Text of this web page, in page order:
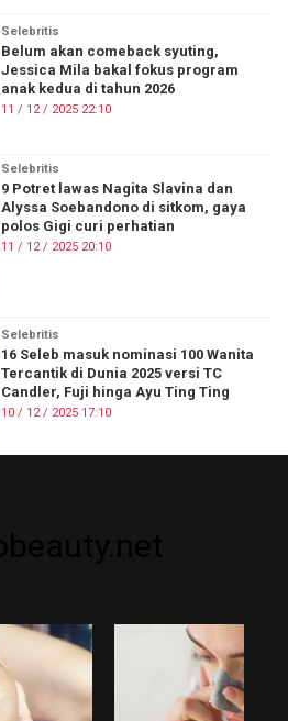
Selebritis
Belum akan comeback syuting,
Jessica Mila bakal fokus program
anak kedua di tahun 2026
11 / 12 / 2025 22:10
Selebritis
9 Potret lawas Nagita Slavina dan
Alyssa Soebandono di sitkom, gaya
polos Gigi curi perhatian
11 / 12 / 2025 20:10
Selebritis
16 Seleb masuk nominasi 100 Wanita
Tercantik di Dunia 2025 versi TC
Candler, Fuji hinga Ayu Ting Ting
10 / 12 / 2025 17:10